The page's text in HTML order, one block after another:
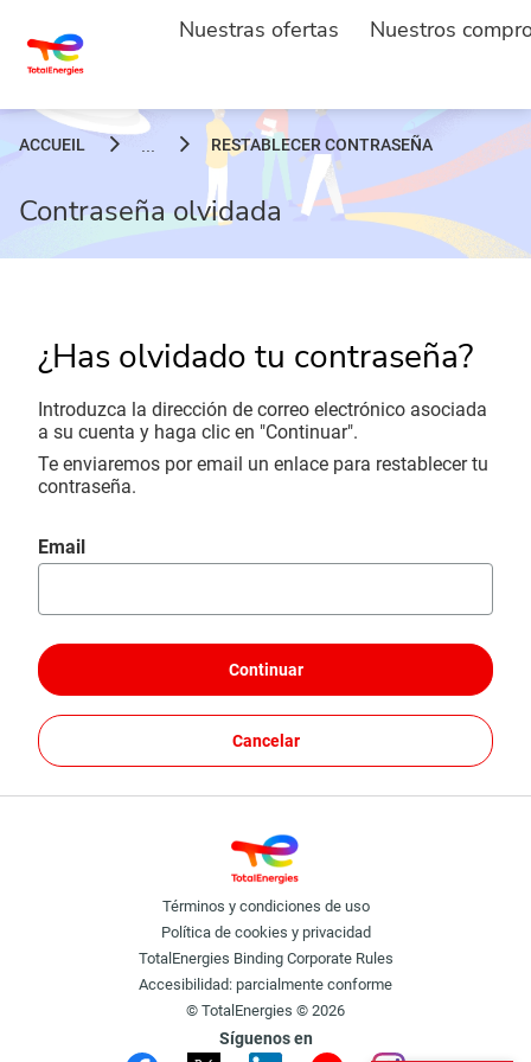
Nuestras ofertas Nuestros
ACCUEIL RESTABLECER CONTRASEÑA
Contraseña olvidada
¿Has olvidado tu contraseña?
Introduzca la dirección de correo electrónico asociada
a su cuenta y haga clic en "Continuar".
Te enviaremos por email un enlace para restablecer tu
contraseña.
Restablecer contraseña con tu email
Email
Continuar
Cancelar
Términos y condiciones de uso
Política de cookies y privacidad
TotalEnergies Binding Corporate Rules
Accesibilidad: parcialmente conforme
© TotalEnergies © 2026
Síguenos en